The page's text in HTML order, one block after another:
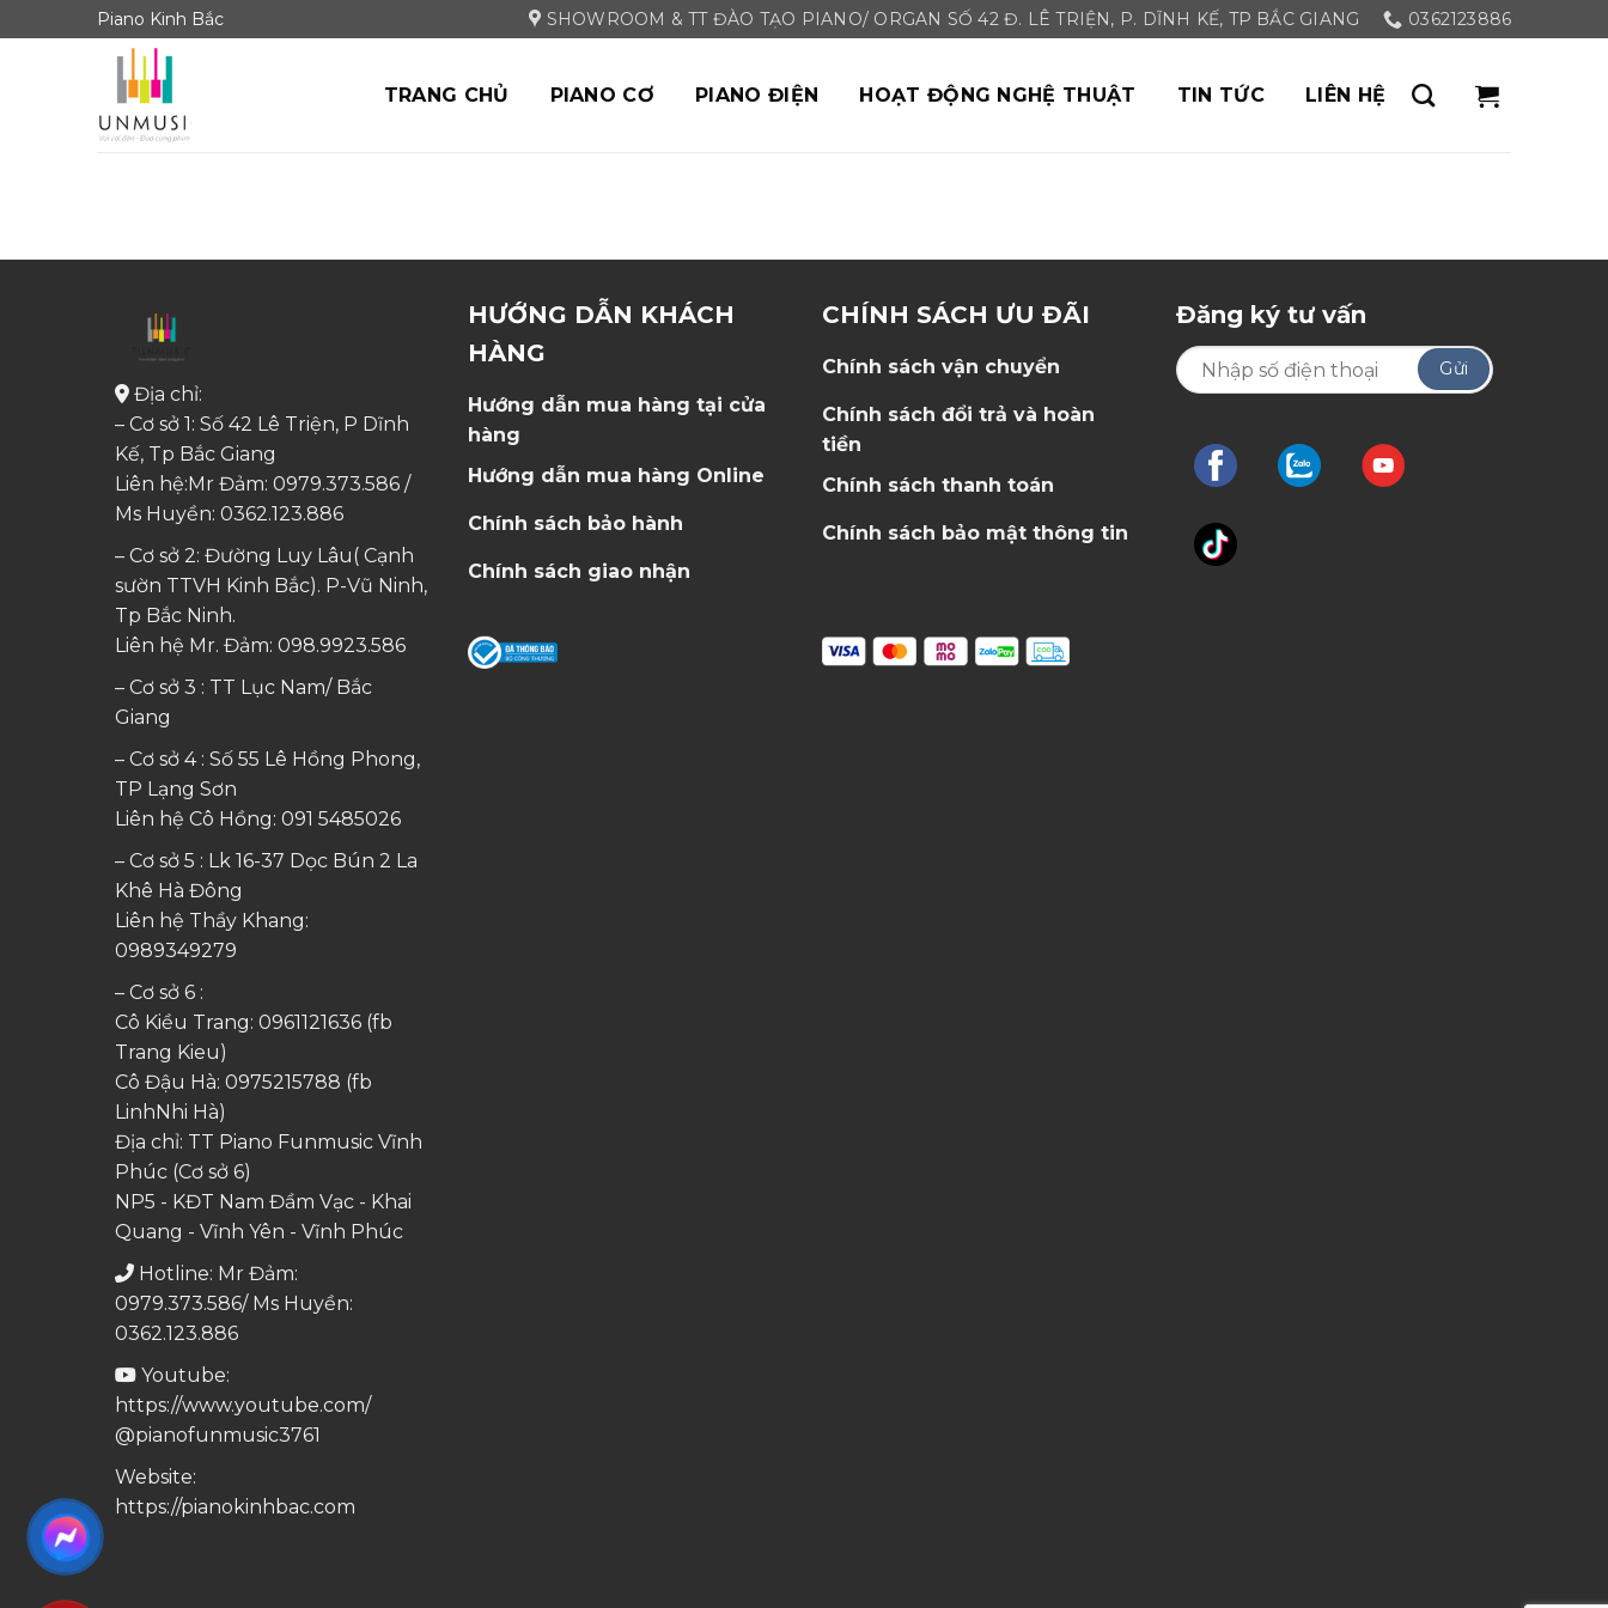
to
Piano Kinh Bắc SHOWROOM & TT ĐÀO TẠO PIANO/ ORGAN SỐ 42 Đ. LÊ TRIỆN, P. DĨNH KẾ, TP BẮC GIANG 0362123886
TRANG CHỦ PIANO CƠ PIANO ĐIỆN HOẠT ĐỘNG NGHỆ THUẬT TIN TỨC LIÊN HỆ
Địa chỉ:
– Cơ sở 1: Số 42 Lê Triện, P Dĩnh
Kế, Tp Bắc Giang
Liên hệ:Mr Đảm: 0979.373.586 /
Ms Huyền: 0362.123.886
– Cơ sở 2: Đường Luy Lâu( Cạnh
sườn TTVH Kinh Bắc). P-Vũ Ninh,
Tp Bắc Ninh.
Liên hệ Mr. Đảm: 098.9923.586
– Cơ sở 3 : TT Lục Nam/ Bắc
Giang
– Cơ sở 4 : Số 55 Lê Hồng Phong,
TP Lạng Sơn
Liên hệ Cô Hồng: 091 5485026
– Cơ sở 5 : Lk 16-37 Dọc Bún 2 La
Khê Hà Đông
Liên hệ Thầy Khang:
0989349279
– Cơ sở 6 :
Cô Kiều Trang: 0961121636(fb
Trang Kieu)
Cô Đậu Hà: 0975215788 (fb
LinhNhi Hà)
Địa chỉ: TT Piano Funmusic Vĩnh
Phúc (Cơ sở 6)
NP5 - KĐT Nam Đầm Vạc - Khai
Quang - Vĩnh Yên - Vĩnh Phúc
Hotline: Mr Đảm:
0979.373.586/ Ms Huyền:
0362.123.886
Youtube:
https://www.youtube.com/
@pianofunmusic3761
Website:
https://pianokinhbac.com
HƯỚNG DẪN KHÁCH
HÀNG
Hướng dẫn mua hàng tại cửa
hàng
Hướng dẫn mua hàng Online
Chính sách bảo hành
Chính sách giao nhận
CHÍNH SÁCH ƯU ĐÃI
Chính sách vận chuyển
Chính sách đổi trả và hoàn
tiền
Chính sách thanh toán
Chính sách bảo mật thông tin
Đăng ký tư vấn